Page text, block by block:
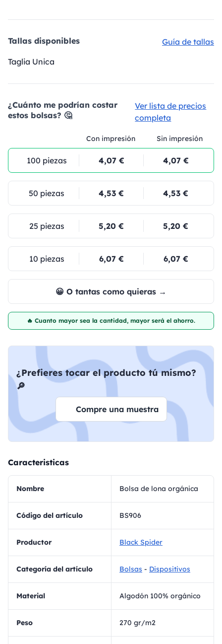
Tallas disponibles
Guía de tallas
Taglia Unica
¿Cuánto me podrían costar
estos bolsas? 🤔
Ver lista de precios
completa
Con impresión Sin impresión
100 piezas 4,07 € 4,07 €
50 piezas 4,53 € 4,53 €
25 piezas 5,20 € 5,20 €
10 piezas 6,07 € 6,07 €
😀 O tantas como quieras →
🔥 Cuanto mayor sea la cantidad, mayor será el ahorro.
¿Prefieres tocar el producto tú mismo?
🔎
Compre una muestra
Caracteristicas
Nombre Bolsa de lona orgánica
Código del artículo BS906
Productor Black Spider
Categoría del artículo Bolsas - Dispositivos
Material Algodón 100% orgánico
Peso 270 gr/m2